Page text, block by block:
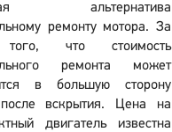
альтернатива
ремонту мотора. За
что стоимость
ремонта может
в большую сторону
вскрытия. Цена на
двигатель известна